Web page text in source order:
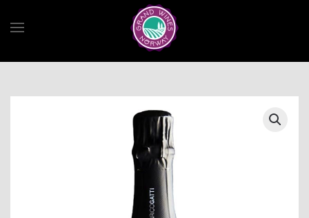
Skip to main content